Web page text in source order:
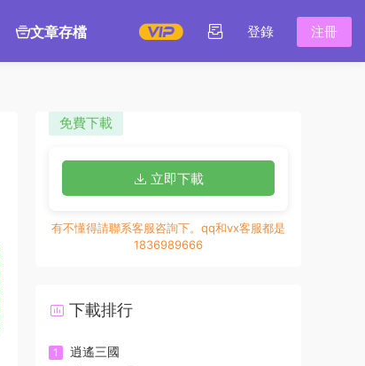
文章存檔 登錄 注冊
免費下載
立即下載
有不懂得請聯系客服咨詢下。qq和vx客服都是
1836989666
下載排行
1 逍遙三國